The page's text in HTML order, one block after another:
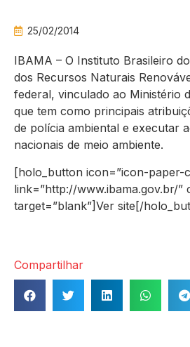
25/02/2014
IBAMA – O Instituto Brasileiro
dos Recursos Naturais
federal, vinculado ao Ministério
que tem como principais
de polícia ambiental e executar
nacionais de meio ambiente.
[holo_button icon=”icon-paper-
link=”http://www.ibama.gov.br/”
target=”blank”]Ver site[/
Compartilhar